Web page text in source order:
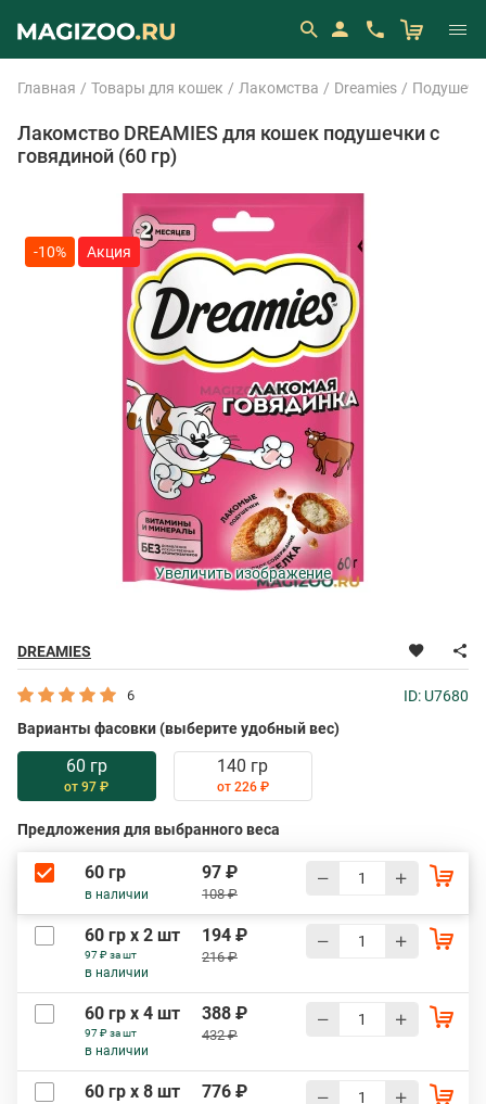
Главная Товары для кошек Лакомства Dreamies
Лакомство DREAMIES для кошек подушечки с
говядиной (60 гр)
DREAMIES
-10%
Увеличить изображение
6
ID: U7680
Варианты фасовки (выберите удобный вес)
60 гр
от 97 ₽
140 гр
от 226 ₽
Предложения для выбранного веса
60 гр
в наличии
97 ₽
108 ₽
60 гр х 2 шт
97 ₽ за шт
в наличии
194 ₽
216 ₽
60 гр х 4 шт
97 ₽ за шт
в наличии
388 ₽
432 ₽
60 гр х 8 шт 776 ₽